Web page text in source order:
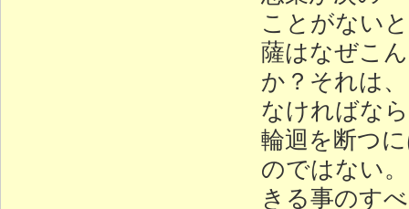
ことがない
薩はなぜこ
か？それは
なければな
輪迴を断つ
のではない
きる事のす